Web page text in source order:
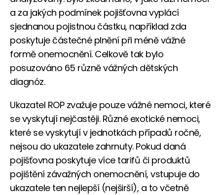
a za jakých podmínek pojišťovna vyplácí
sjednanou pojistnou částku, například zda
poskytuje částečné plnění při méně vážné
formě onemocnění. Celkově tak bylo
posuzováno 65 různě vážných dětských
diagnóz.
Ukazatel ROP zvažuje pouze vážné nemoci, které
se vyskytují nejčastěji. Různé exotické nemoci,
které se vyskytují v jednotkách případů ročně,
nejsou do ukazatele zahrnuty. Pokud daná
pojišťovna poskytuje více tarifů či produktů
pojištění závažných onemocnění, vstupuje do
ukazatele ten nejlepší (nejširší), a to včetně